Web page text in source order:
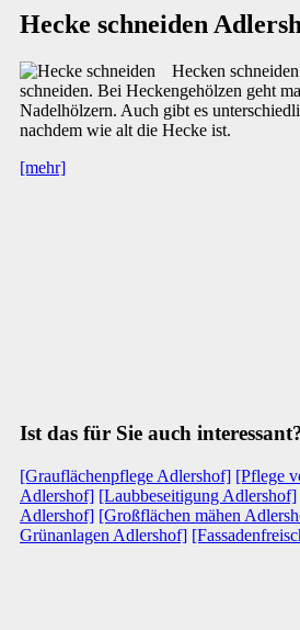
Hecke schneiden
Hecken
schneiden. Bei Heckengehölzen geht
Nadelhölzern. Auch gibt es
nachdem wie alt die Hecke ist.
[mehr]
Ist das für Sie auch
[Grauflächenpflege Adlershof] [Pflege
Adlershof] [Laubbeseitigung Adlershof]
Adlershof] [Großflächen mähen
Grünanlagen Adlershof]